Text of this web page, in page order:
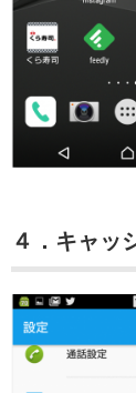
４．キャッ